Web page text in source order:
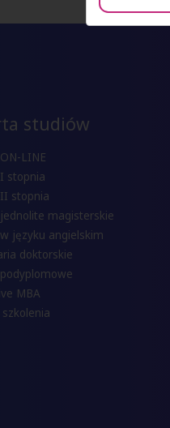
studiów
LINE
stopnia
stopnia
magisterskie
języku angielskim
doktorskie
MBA
szkolenia